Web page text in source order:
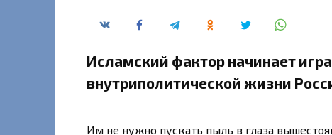
Исламский фактор начинает
внутриполитической жизни
Им не нужно пускать пыль в глаза